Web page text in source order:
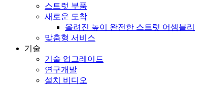
스트럿 부품
새로운 도착
올려진 높이 완전한 스트럿 어셈블리
맞춤형 서비스
기술
기술 업그레이드
연구개발
설치 비디오